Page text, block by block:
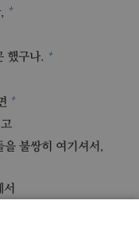
+
했구나. +
+
을 불쌍히 여기셔서,